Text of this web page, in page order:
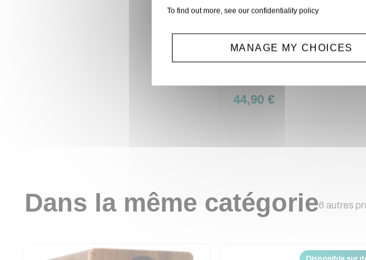
44,90 €
Dans la même catégorie6 autres
To find out more, see our confidentiality policy
MANAGE MY CHOICES